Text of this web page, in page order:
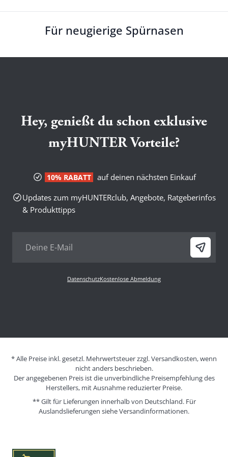
Für neugierige Spürnasen
Hey, genießt du schon exklusive
myHUNTER Vorteile?
10% RABATT
auf deinen nächsten Einkauf
Updates zum myHUNTERclub, Angebote, Ratgeberinfos
& Produkttipps
DatenschutzKostenlose Abmeldung
* Alle Preise inkl. gesetzl. Mehrwertsteuer zzgl. Versandkosten, wenn
nicht anders beschrieben.
Der angegebenen Preis ist die unverbindliche Preisempfehlung des
Herstellers, mit Ausnahme reduzierter Preise.
** Gilt für Lieferungen innerhalb von Deutschland. Für
Auslandslieferungen sieheVersandinformationen.